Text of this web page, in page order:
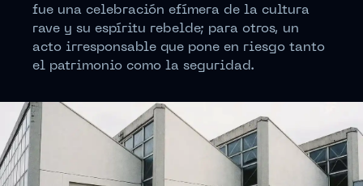
fue una celebración efímera de la cultura
rave y su espíritu rebelde; para otros, un
acto irresponsable que pone en riesgo tanto
el patrimonio como la seguridad.